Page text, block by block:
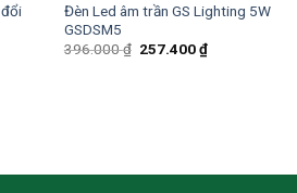
Đèn Led âm trần GS Lighting 5W
GSDSM5
396.000₫ 257.400₫